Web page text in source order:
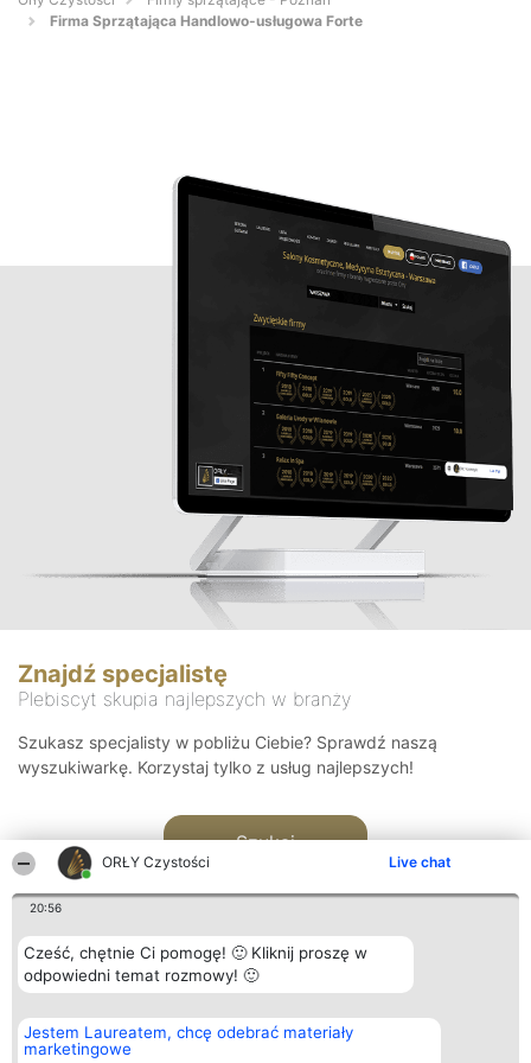
ORŁY Czystości Live chat
20:56
Cześć, chętnie Ci pomogę! 🙂 Kliknij proszę w
odpowiedni temat rozmowy! 🙂
Jestem Laureatem, chcę odebrać materiały
marketingowe
Firma Sprzątająca Handlowo-usługowa Forte
Znajdź specjalistę
Plebiscyt skupia najlepszych w branży
Szukasz specjalisty w pobliżu Ciebie? Sprawdź naszą
wyszukiwarkę. Korzystaj tylko z usług najlepszych!
Szukaj
Organizator plebiscytu
Bright Side Solutions sp. z o.
o. sp. k.
Plebiscyt
Laureaci
Kontakt
Kontakt